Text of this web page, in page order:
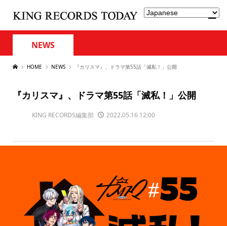
NEWS
HOME NEWS 『カリスマ』、ドラマ第55話「滅私！」公開
『カリスマ』、ドラマ第55話「滅私！」公開
KING RECORDS編集部 2022.05.16 12:00